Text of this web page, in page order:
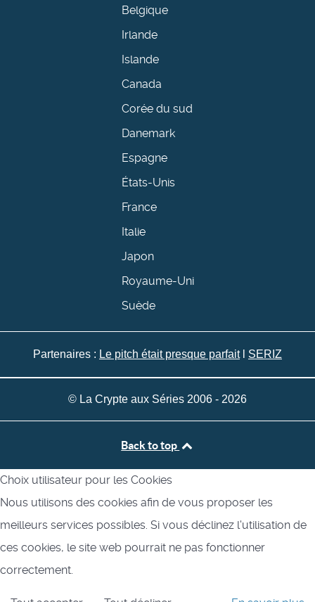
Belgique
Irlande
Islande
Canada
Corée du sud
Danemark
Espagne
États-Unis
France
Italie
Japon
Royaume-Uni
Suède
Partenaires : Le pitch était presque parfaitl SERIZ
© La Crypte aux Séries 2006 - 2026
Back to top
Choix utilisateur pour les Cookies
Nous utilisons des cookies afin de vous proposer les
meilleurs services possibles. Si vous déclinez l'utilisation de
ces cookies, le site web pourrait ne pas fonctionner
correctement.